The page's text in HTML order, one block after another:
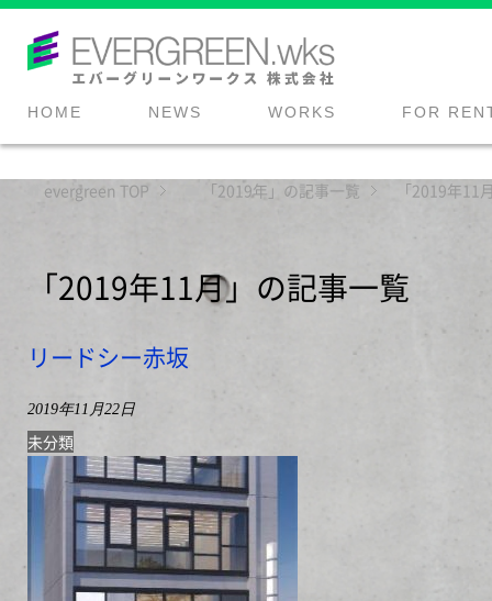
HOME NEWS WORKS FOR
evergreen TOP 「2019年」の記事一覧 「2019年11
「2019年11月」の記事一覧
リードシー赤坂
2019年11月22日
未分類